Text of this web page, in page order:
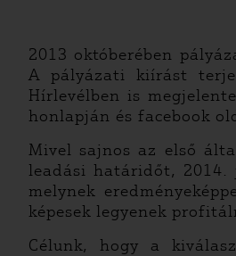
2013 októberében
A pályázati kiírást
Hírlevélben is
honlapján és facebook
Mivel sajnos az első
leadási határidőt, 2014.
melynek
képesek legyenek
Célunk, hogy a